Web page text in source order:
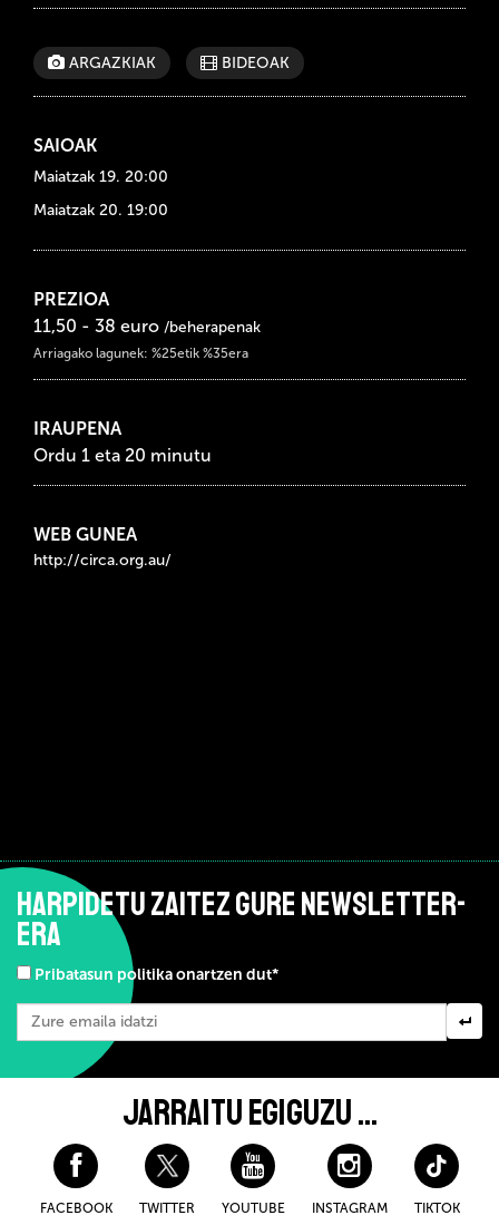
ARGAZKIAK BIDEOAK
SAIOAK
Maiatzak 19. 20:00
Maiatzak 20. 19:00
PREZIOA
11,50 - 38 euro /beherapenak
Arriagako lagunek: %25etik %35era
IRAUPENA
Ordu 1 eta 20 minutu
WEB GUNEA
http://circa.org.au/
HARPIDETU ZAITEZ GURE NEWSLETTER-
ERA
Pribatasun politika onartzen dut*
JARRAITU EGIGUZU ...
FACEBOOK TWITTER YOUTUBE INSTAGRAM TIKTOK